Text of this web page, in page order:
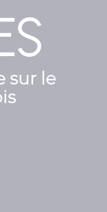
sur le